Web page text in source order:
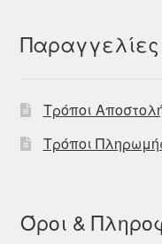
Παραγγελίες
Τρόποι
Τρόποι
Όροι &